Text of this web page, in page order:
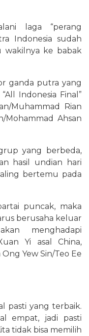
laga “perang
Indonesia sudah
wakilnya ke babak
ganda putra yang
Indonesia Final”
Muhammad Rian
Mohammad Ahsan
yang berbeda,
hasil undian hari
bertemu pada
puncak, maka
berusaha keluar
menghadapi
Yi asal China,
Yew Sin/Teo Ee
pasti yang terbaik.
empat, jadi pasti
tidak bisa memilih